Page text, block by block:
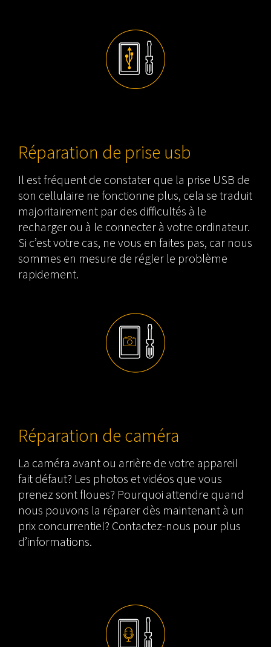
Réparation de prise usb
Il est fréquent de constater que la prise USB de
son cellulaire ne fonctionne plus, cela se traduit
majoritairement par des difficultés à le
recharger ou à le connecter à votre ordinateur.
Si c’est votre cas, ne vous en faites pas, car nous
sommes en mesure de régler le problème
rapidement.
Réparation de caméra
La caméra avant ou arrière de votre appareil
fait défaut? Les photos et vidéos que vous
prenez sont floues? Pourquoi attendre quand
nous pouvons la réparer dès maintenant à un
prix concurrentiel? Contactez-nous pour plus
d’informations.